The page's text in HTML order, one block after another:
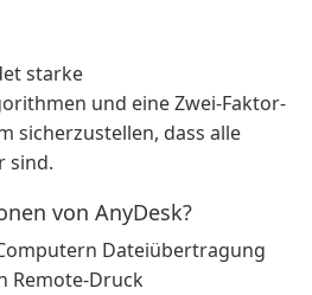
starke
und eine Zwei-Faktor-
sicherzustellen, dass alle
sind.
von AnyDesk?
Dateiübertragung
Remote-Druck